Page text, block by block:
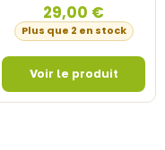
29,00 €
Plus que 2 en stock